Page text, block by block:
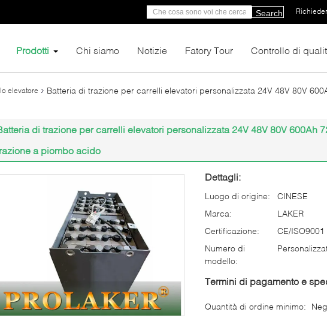
Search
Prodotti Chi siamo Notizie Fatory Tour Controllo di
elevatore
Batteria di trazione per carrelli elevatori personalizzata 24V 48V 80V
di trazione per carrelli elevatori personalizzata 24V 48V 80V 600Ah
a piombo acido
Dettagli:
Luogo di origine:
CINESE
Marca:
LAKER
Certificazione:
CE/ISO9001
Numero di
modello:
Termini di pagamento e
Quantità di ordine minimo: